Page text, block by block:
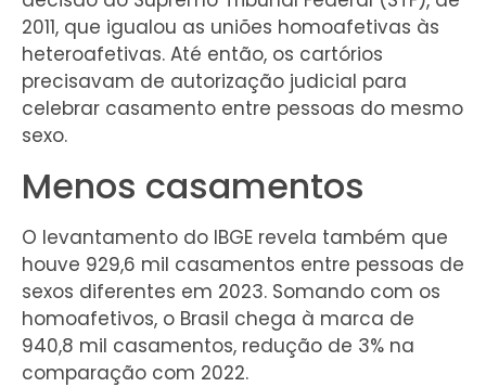
2011, que igualou as uniões homoafetivas às
heteroafetivas. Até então, os cartórios
precisavam de autorização judicial para
celebrar casamento entre pessoas do mesmo
sexo.
Menos casamentos
O levantamento do IBGE revela também que
houve 929,6 mil casamentos entre pessoas de
sexos diferentes em 2023. Somando com os
homoafetivos, o Brasil chega à marca de
940,8 mil casamentos, redução de 3% na
comparação com 2022.